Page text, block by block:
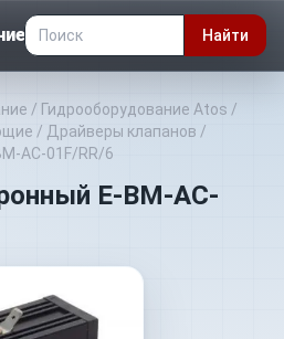
Найти
/ Гидрооборудование Atos /
/ Драйверы клапанов /
AC-01F/RR/6
E-BM-AC-